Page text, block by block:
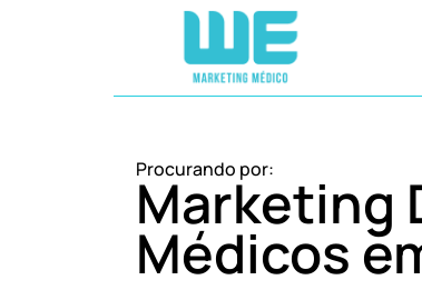
Procurando por:
Marketing
Médicos